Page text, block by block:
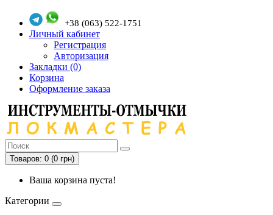
+38 (063) 522-1751
Личный кабинет
Регистрация
Авторизация
Закладки (0)
Корзина
Оформление заказа
Товаров: 0 (0 грн)
Ваша корзина пуста!
Категории